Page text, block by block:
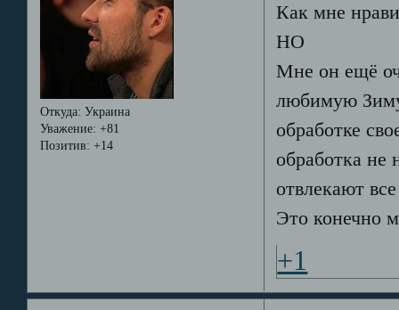
Откуда: Украина
Уважение: +81
Позитив: +14
Как мне
НО
Мне он ещё
любимую Зиму
обработке
обработка не
отвлекают
Это конечно
+1